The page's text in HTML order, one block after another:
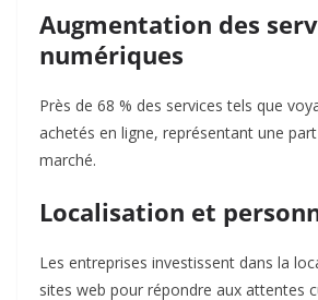
Augmentation des
numériques
Près de 68 % des services tels que
achetés en ligne, représentant une
marché.
Localisation et
Les entreprises investissent dans la
sites web pour répondre aux attentes